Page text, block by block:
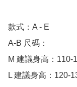
款式：A - E
A-B 尺碼：
M 建議身高：110-
L 建議身高：120-